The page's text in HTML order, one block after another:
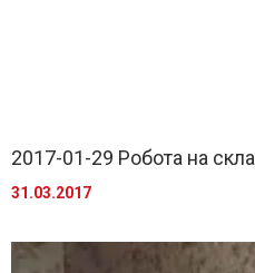
2017-01-29 Робота на
31.03.2017